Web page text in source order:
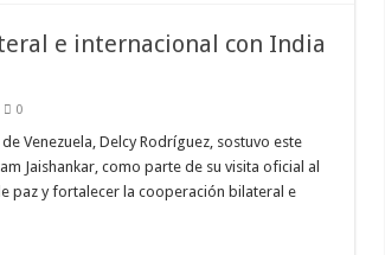
e internacional con India
0
Venezuela, Delcy Rodríguez, sostuvo este
Jaishankar, como parte de su visita oficial al
paz y fortalecer la cooperación bilateral e